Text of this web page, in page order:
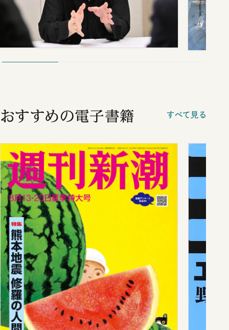
おすすめの電子書籍 すべて見る